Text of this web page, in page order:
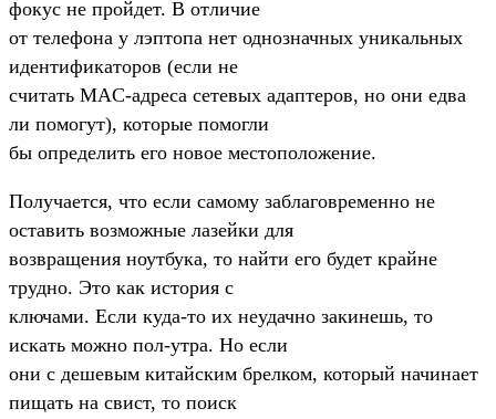
фокус не пройдет. В отличие
от телефона у лэптопа нет однозначных уникальных
идентификаторов (если не
считать MAC-адреса сетевых адаптеров, но они едва
ли помогут), которые помогли
бы определить его новое местоположение.
Получается, что если самому заблаговременно не
оставить возможные лазейки для
возвращения ноутбука, то найти его будет крайне
трудно. Это как история с
ключами. Если куда-то их неудачно закинешь, то
искать можно пол-утра. Но если
они с дешевым китайским брелком, который начинает
пищать на свист, то поиск